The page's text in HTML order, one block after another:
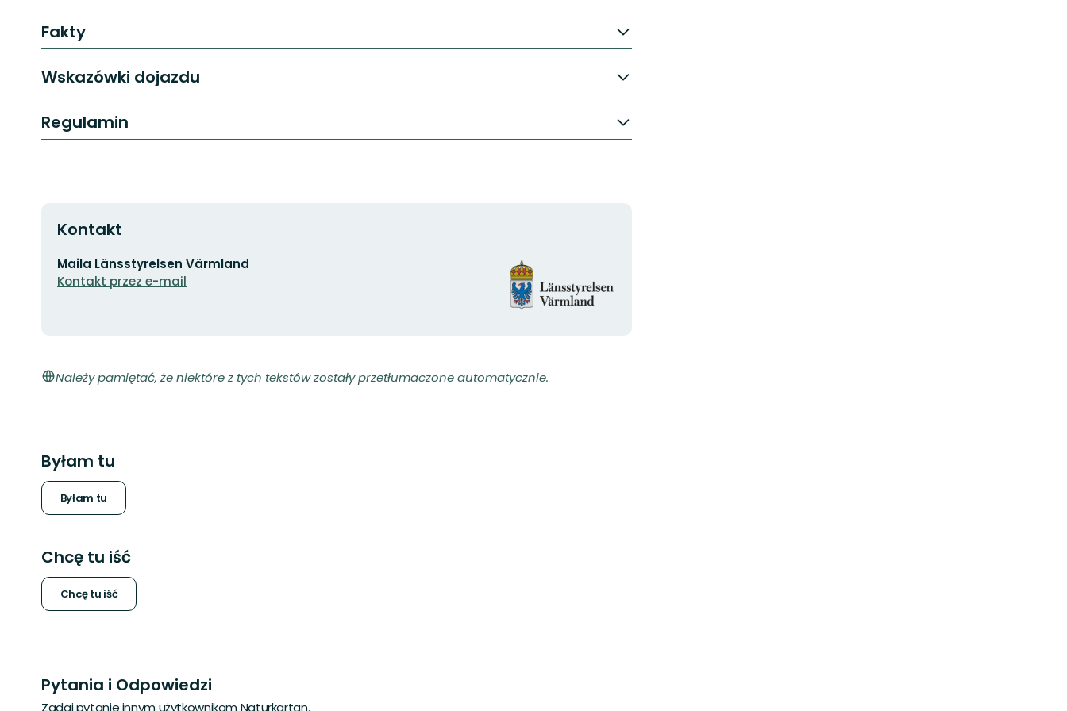
Fakty
Wskazówki dojazdu
Regulamin
Kontakt
Adres
e-
Maila Länsstyrelsen Värmland
Kontakt przez e-mail
Logotyp
organizacji
Należy pamiętać, że niektóre z tych tekstów zostały przetłumaczone automatycznie.
Byłam tu
Byłam tu
Chcę tu iść
Chcę tu iść
Pytania i Odpowiedzi
Zadaj pytanie innym użytkownikom Naturkartan.